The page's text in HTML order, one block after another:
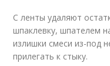
С ленты удаляют
шпаклевку, шпателем
излишки смеси из-под
прилегать к стыку.